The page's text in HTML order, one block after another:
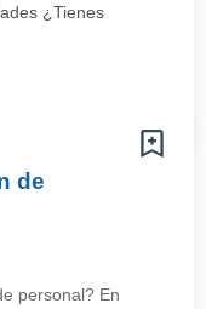
¿Tienes
de
personal? En